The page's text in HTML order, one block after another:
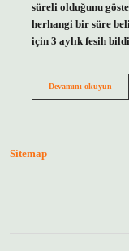
süreli olduğunu
herhangi bir süre
için 3 aylık fesih
Devamını okuyun6
Sitemap